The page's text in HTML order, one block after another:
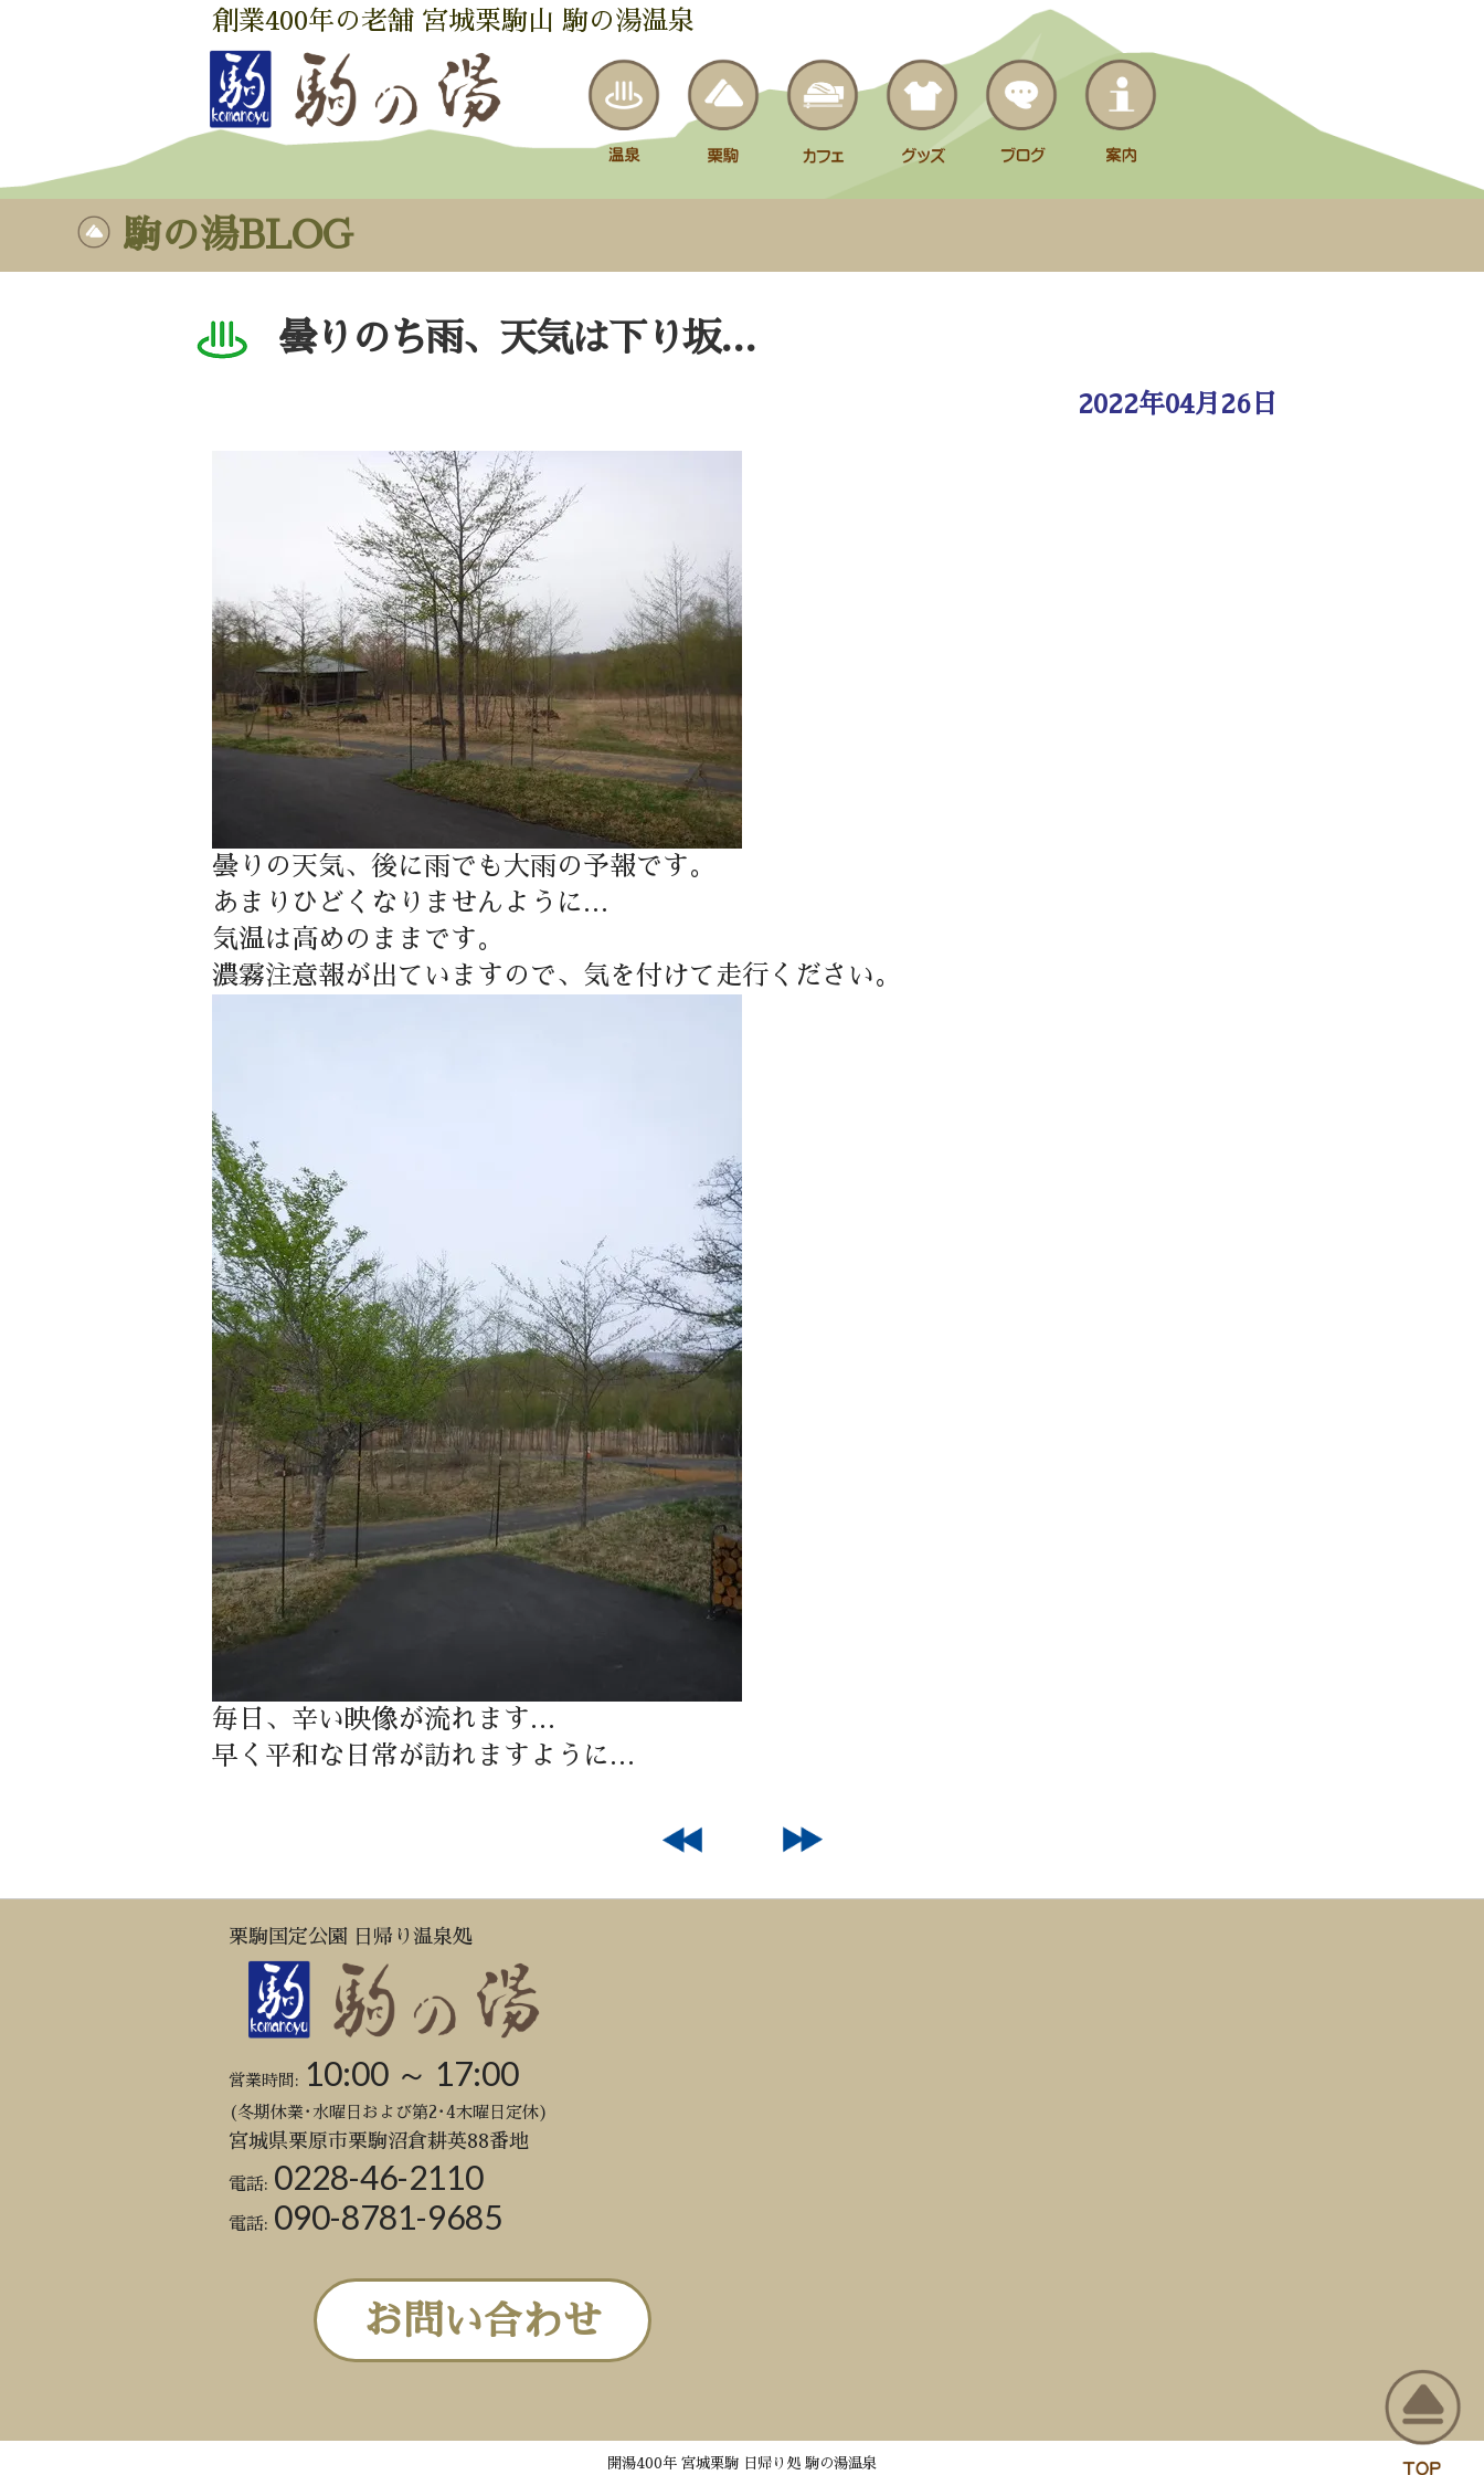
創業400年の老舗 宮城栗駒山 駒の湯温泉
駒の湯BLOG
曇りのち雨、天気は下り坂…
2022年04月26日
曇りの天気、後に雨でも大雨の予報です。
あまりひどくなりませんように…
気温は高めのままです。
濃霧注意報が出ていますので、気を付けて走行ください。
毎日、辛い映像が流れます…
早く平和な日常が訪れますように…
栗駒国定公園 日帰り温泉処
営業時間: 10:00 ～ 17:00
(冬期休業･水曜日および第2･4木曜日定休)
宮城県栗原市栗駒沼倉耕英88番地
電話: 0228-46-2110
電話: 090-8781-9685
お問い合わせ
開湯400年 宮城栗駒 日帰り処 駒の湯温泉